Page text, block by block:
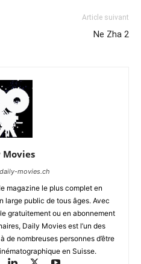
Article suivant
Ne Zha 2
Movies
movies.ch
magazine le plus complet en
large public de tous âges. Avec
gratuitement ou en abonnement
Daily Movies est l’un des
de nombreuses personnes d’être
en Suisse.